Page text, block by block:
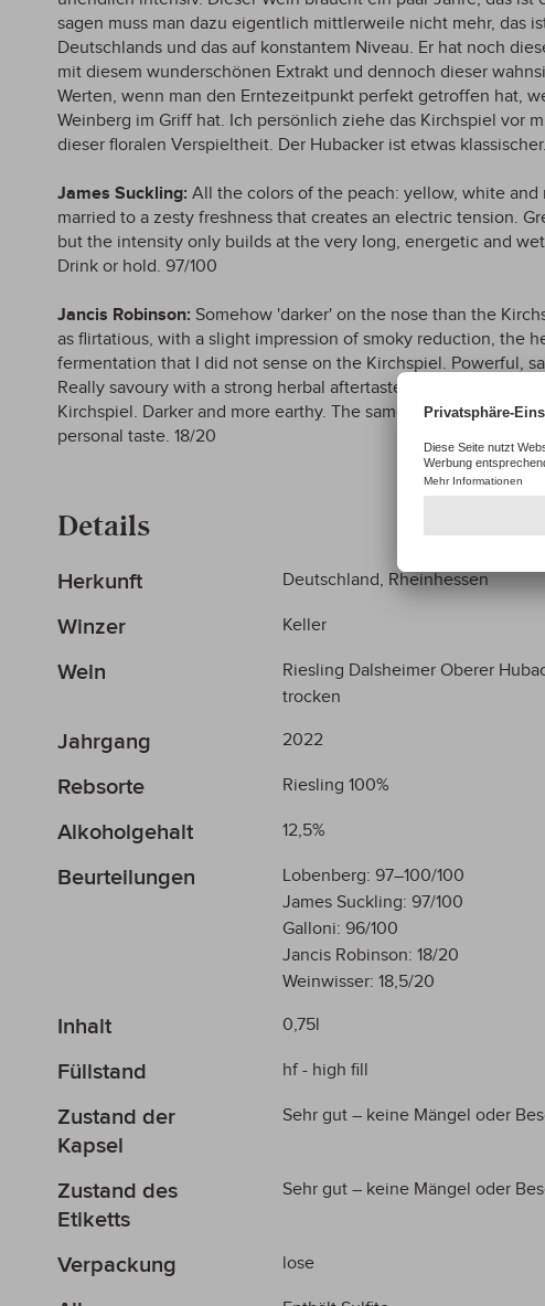
sagen muss man dazu eigentlich mittlerweile nicht mehr, das
Deutschlands und das auf konstantem Niveau. Er hat noch
mit diesem wunderschönen Extrakt und dennoch dieser
Werten, wenn man den Erntezeitpunkt perfekt getroffen hat,
Weinberg im Griff hat. Ich persönlich ziehe das Kirchspiel vor
dieser floralen Verspieltheit. Der Hubacker ist etwas
James Suckling: All the colors of the peach: yellow, white
married to a zesty freshness that creates an electric tension.
but the intensity only builds at the very long, energetic and
Drink or hold. 97/100
Jancis Robinson: Somehow 'darker' on the nose than the
as flirtatious, with a slight impression of smoky reduction, the
fermentation that I did not sense on the Kirchspiel. Powerful,
Really savoury with a strong herbal aftertaste. Power and
Kirchspiel. Darker and more earthy. The same quality level as
personal taste. 18/20
Details
Mehr
Herkunft Deutschland, Rheinhessen
Winzer Keller
Wein
Riesling Dalsheimer Oberer
trocken
Jahrgang 2022
Rebsorte Riesling 100%
Alkoholgehalt 12,5%
Beurteilungen
Lobenberg: 97–100/100
James Suckling: 97/100
Galloni: 96/100
Jancis Robinson: 18/20
Weinwisser: 18,5/20
Inhalt 0,75l
Füllstand hf - high fill
Zustand der
Kapsel
Sehr gut – keine Mängel oder
Zustand des
Etiketts
Sehr gut – keine Mängel oder
Verpackung lose